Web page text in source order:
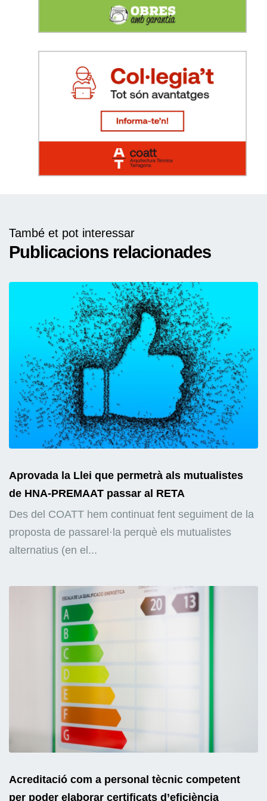
També et pot interessar
Publicacions relacionades
Aprovada la Llei que permetrà als mutualistes
de HNA-PREMAAT passar al RETA
Des del COATT hem continuat fent seguiment de la
proposta de passarel·la perquè els mutualistes
alternatius (en el...
Acreditació com a personal tècnic competent
per poder elaborar certificats d’eficiència